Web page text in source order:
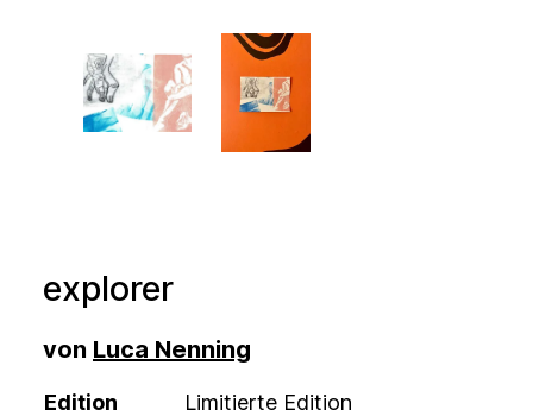
explorer
von Luca Nenning
Edition
Limitierte Edition